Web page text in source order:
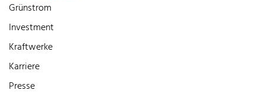
Grünstrom
Investment
Kraftwerke
Karriere
Presse